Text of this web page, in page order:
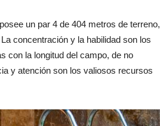
un par 4 de 404 metros de terreno,
concentración y la habilidad son los
con la longitud del campo, de no
y atención son los valiosos recursos